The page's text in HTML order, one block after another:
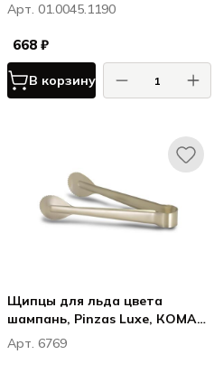
Арт. 01.0045.1190
668 ₽
В корзину
Щипцы для льда цвета
шампань, Pinzas Luxe, КОМАС
/ COMAS
Арт. 6769